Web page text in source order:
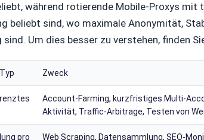
während rotierende Mobile-Proxys
beliebt sind, wo maximale Anonymität,
Um dies besser zu verstehen, finden
Zweck
Account-Farming, kurzfristiges Multi-
Aktivität, Traffic-Arbitrage, Testen von
pro
Web Scraping, Datensammlung, SEO-